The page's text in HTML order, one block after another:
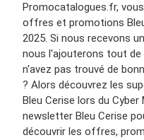
Promocatalogues.fr,
offres et promotions
2025. Si nous recevons
nous l'ajouterons tout
n'avez pas trouvé de
? Alors découvrez les
Bleu Cerise lors du
newsletter Bleu Cerise
découvrir les offres,